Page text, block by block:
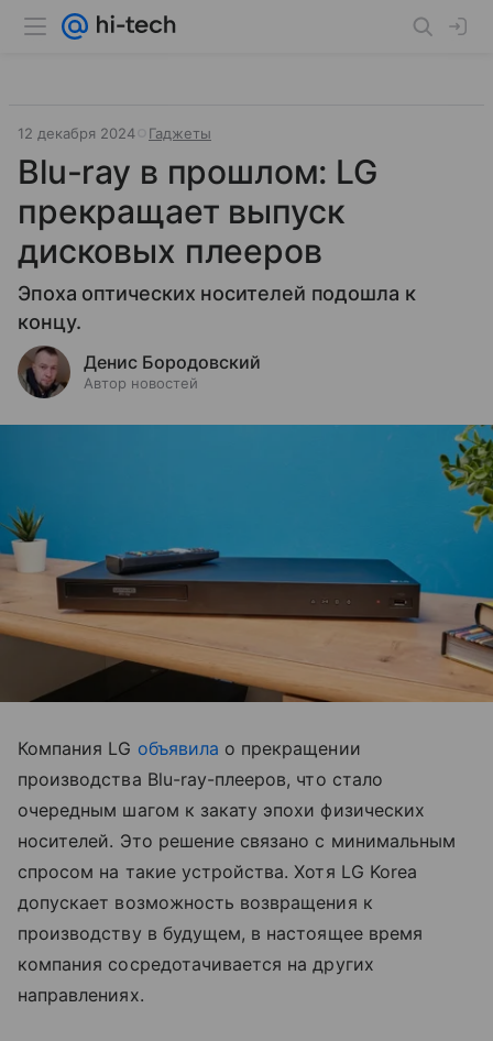
12 декабря 2024 Гаджеты
Blu-ray в прошлом: LG
прекращает выпуск
дисковых плееров
Эпоха оптических носителей подошла к
концу.
Денис Бородовский
Автор новостей
Компания LG объявила о прекращении
производства Blu-ray-плееров, что стало
очередным шагом к закату эпохи физических
носителей. Это решение связано с минимальным
спросом на такие устройства. Хотя LG Korea
допускает возможность возвращения к
производству в будущем, в настоящее время
компания сосредотачивается на других
направлениях.